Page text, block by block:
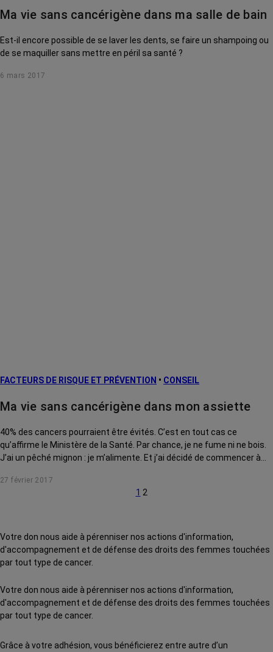
Ma vie sans cancérigène dans ma salle de bain
Est-il encore possible de se laver les dents, se faire un shampoing ou
de se maquiller sans mettre en péril sa santé ?
6 mars 2017
FACTEURS DE RISQUE ET PRÉVENTION • CONSEIL
Ma vie sans cancérigène dans mon assiette
40% des cancers pourraient être évités. C’est en tout cas ce
qu’affirme le Ministère de la Santé. Par chance, je ne fume ni ne bois.
J’ai un pêché mignon : je m’alimente. Et j’ai décidé de commencer à
27 février 2017
1 2
Votre don nous aide à pérenniser nos actions d'information,
d'accompagnement et de défense des droits des femmes touchées
par tout type de cancer.
Votre don nous aide à pérenniser nos actions d'information,
d'accompagnement et de défense des droits des femmes touchées
par tout type de cancer.
Grâce à votre adhésion, vous bénéficierez entre autre d’un